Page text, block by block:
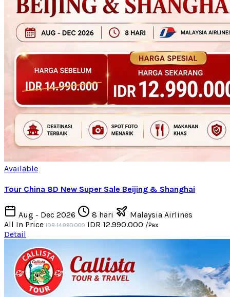
Available
Tour China 8D New Super Sale Beijing & Shanghai
Aug - Dec 2026 8 hari
Malaysia Airlines
All In Price IDR 14.990.000 IDR 12.990.000 /Pax
Detail